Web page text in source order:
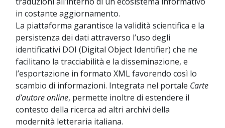
in costante aggiornamento.
La piattaforma garantisce la validità scientifica e la
persistenza dei dati attraverso l’uso degli
identificativi DOI (Digital Object Identifier) che ne
facilitano la tracciabilità e la disseminazione, e
l’esportazione in formato XML favorendo così lo
scambio di informazioni. Integrata nel portale Carte
d’autore online, permette inoltre di estendere il
contesto della ricerca ad altri archivi della
modernità letteraria italiana.